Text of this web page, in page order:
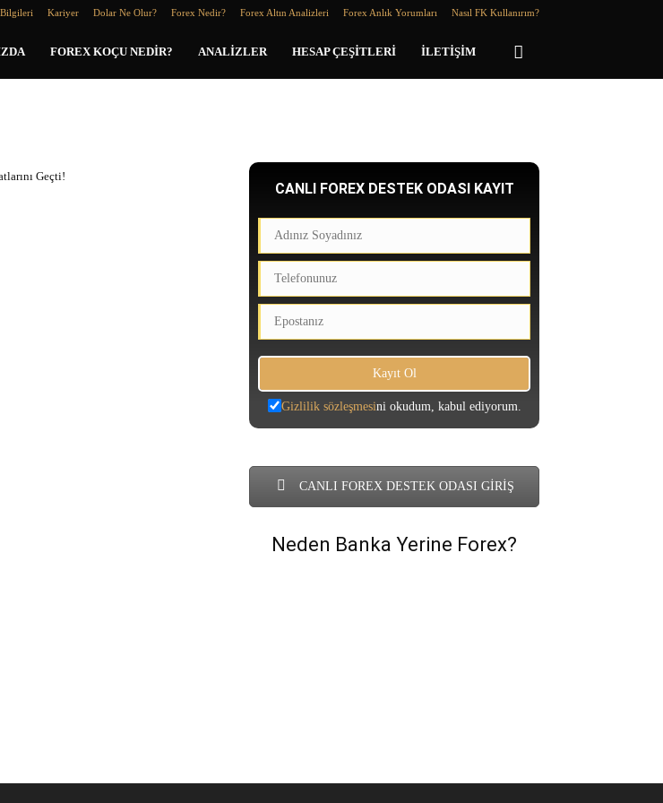
Bilgileri Kariyer Dolar Ne Olur? Forex Nedir? Forex Altın Analizleri Forex Anlık Yorumları Nasıl FK Kullanırım?
FOREX KOÇU NEDIR? ANALIZLER HESAP ÇEŞITLERI İLETIŞIM
Geçti!
CANLI FOREX DESTEK ODASI KAYIT
Gizlilik sözleşmesini okudum, kabul ediyorum.
CANLI FOREX DESTEK ODASI GİRİŞ
Neden Banka Yerine Forex?